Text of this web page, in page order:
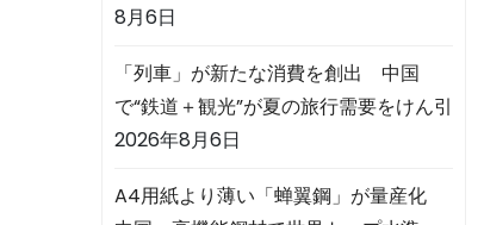
8月6日
「列車」が新たな消費を創出 中国
で“鉄道＋観光”が夏の旅行需要をけん引
2026年8月6日
A4用紙より薄い「蝉翼鋼」が量産化